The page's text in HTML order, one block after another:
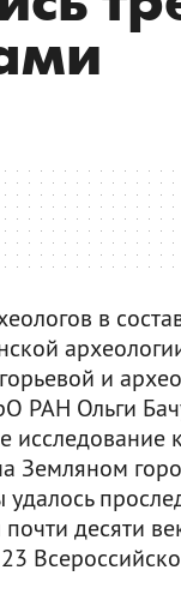
в
и
РАН Ольги
исследование
Земляном
удалось
десяти